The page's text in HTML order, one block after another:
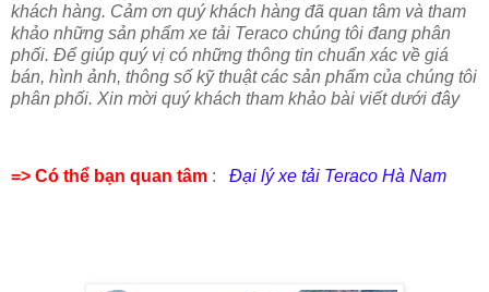
khách hàng. Cảm ơn quý khách hàng đã quan tâm và tham
khảo những sản phẩm xe tải Teraco chúng tôi đang phân
phối. Để giúp quý vị có những thông tin chuẩn xác về giá
bán, hình ảnh, thông số kỹ thuật các sản phẩm của chúng tôi
phân phối. Xin mời quý khách tham khảo bài viết dưới đây
=> Có thể bạn quan tâm : Đại lý xe tải Teraco Hà Nam